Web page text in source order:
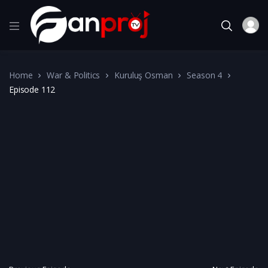
Home War & Politics Kuruluş Osman
Season 4
Episode 112